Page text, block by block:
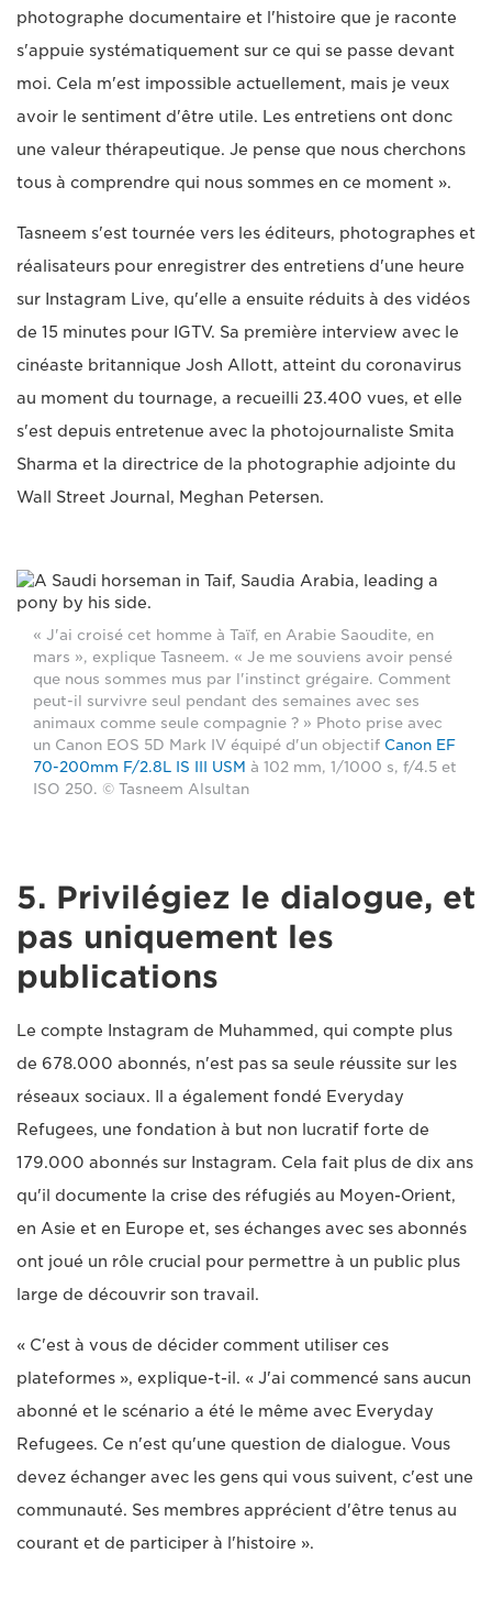
photographe documentaire et l'histoire que je raconte
s'appuie systématiquement sur ce qui se passe devant
moi. Cela m'est impossible actuellement, mais je veux
avoir le sentiment d'être utile. Les entretiens ont donc
une valeur thérapeutique. Je pense que nous cherchons
tous à comprendre qui nous sommes en ce moment ».
Tasneem s'est tournée vers les éditeurs, photographes et
réalisateurs pour enregistrer des entretiens d'une heure
sur Instagram Live, qu'elle a ensuite réduits à des vidéos
de 15 minutes pour IGTV. Sa première interview avec le
cinéaste britannique Josh Allott, atteint du coronavirus
au moment du tournage, a recueilli 23.400 vues, et elle
s'est depuis entretenue avec la photojournaliste Smita
Sharma et la directrice de la photographie adjointe du
Wall Street Journal, Meghan Petersen.
« J'ai croisé cet homme à Taïf, en Arabie Saoudite, en
mars », explique Tasneem. « Je me souviens avoir pensé
que nous sommes mus par l'instinct grégaire. Comment
peut-il survivre seul pendant des semaines avec ses
animaux comme seule compagnie ? » Photo prise avec
un Canon EOS 5D Mark IV équipé d'un objectif Canon EF
70-200mm F/2.8L IS III USM à 102 mm, 1/1000 s, f/4.5 et
ISO 250. © Tasneem Alsultan
5. Privilégiez le dialogue, et
pas uniquement les
publications
Le compte Instagram de Muhammed, qui compte plus
de 678.000 abonnés, n'est pas sa seule réussite sur les
réseaux sociaux. Il a également fondé Everyday
Refugees, une fondation à but non lucratif forte de
179.000 abonnés sur Instagram. Cela fait plus de dix ans
qu'il documente la crise des réfugiés au Moyen-Orient,
en Asie et en Europe et, ses échanges avec ses abonnés
ont joué un rôle crucial pour permettre à un public plus
large de découvrir son travail.
« C'est à vous de décider comment utiliser ces
plateformes », explique-t-il. « J'ai commencé sans aucun
abonné et le scénario a été le même avec Everyday
Refugees. Ce n'est qu'une question de dialogue. Vous
devez échanger avec les gens qui vous suivent, c'est une
communauté. Ses membres apprécient d'être tenus au
courant et de participer à l'histoire ».